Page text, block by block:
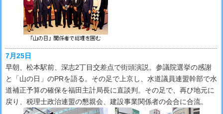
7月25日
早朝、松本駅前、深志2丁目交差点で街頭演説。参議院選挙の感謝
と「山の日」のPRを語る。その足で上京し、水道議員連盟幹部で水
道補正予算の確保を福田主計局長に直談判。その足で、再び地元に
戻り、税理士政治連盟の懇親会、建設事業関係者の会合に合流。